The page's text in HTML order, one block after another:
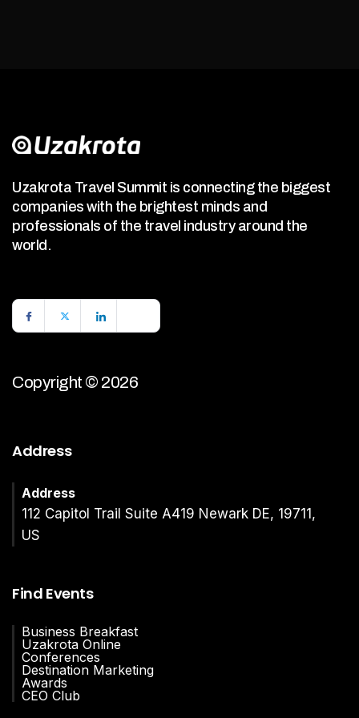
Uzakrota Travel Summit is connecting the biggest
companies with the brightest minds and
professionals of the travel industry around the
world.
Copyright © 2026
Address
Address
112 Capitol Trail Suite A419 Newark DE, 19711,
US
Find Events
Business Breakfast
Uzakrota Online
Conferences
Destination Marketing
Awards
CEO Club